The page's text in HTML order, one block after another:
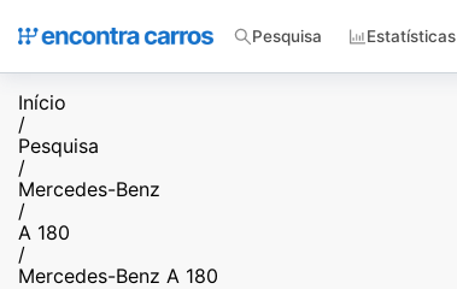
Pesquisa Estatísticas
Início
/
Pesquisa
/
Mercedes-Benz
/
A 180
/
Mercedes-Benz A 180